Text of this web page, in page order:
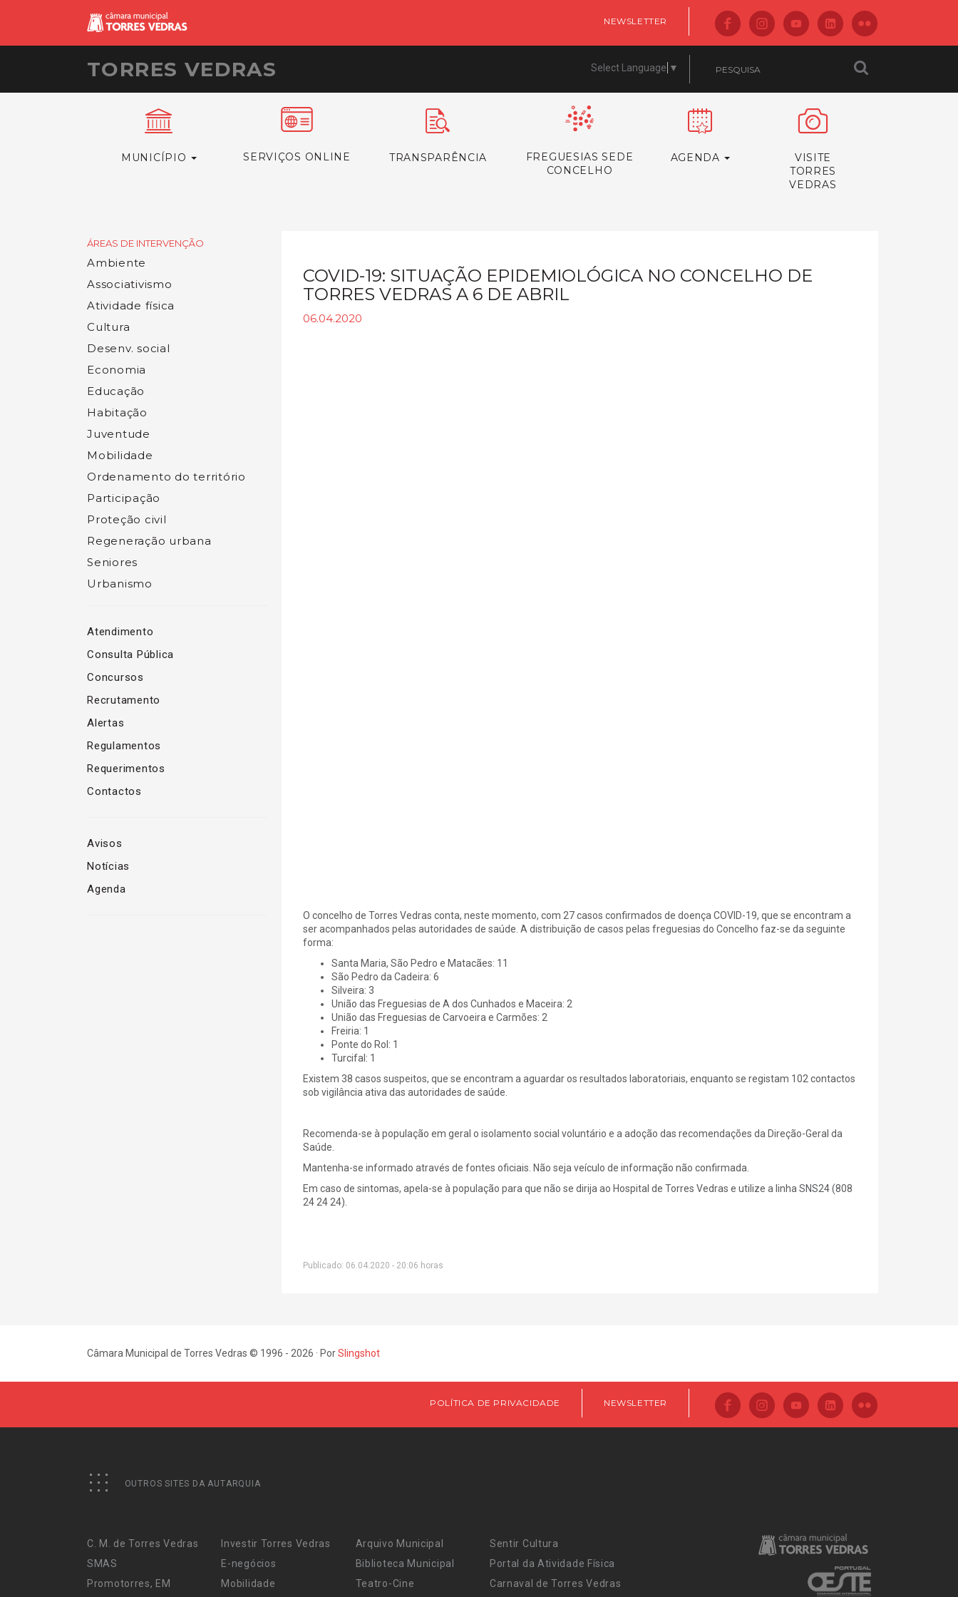
NEWSLETTER
TORRES VEDRAS Select Language ▼
MUNICÍPIO SERVIÇOS ONLINE TRANSPARÊNCIA
FREGUESIAS SEDE
CONCELHO
AGENDA
VISITE
TORRES
VEDRAS
ÁREAS DE INTERVENÇÃO
Ambiente
Associativismo
Atividade física
Cultura
Desenv. social
Economia
Educação
Habitação
Juventude
Mobilidade
Ordenamento do território
Participação
Proteção civil
Regeneração urbana
Seniores
Urbanismo
Atendimento
Consulta Pública
Concursos
Recrutamento
Alertas
Regulamentos
Requerimentos
Contactos
Avisos
Notícias
Agenda
COVID-19: SITUAÇÃO EPIDEMIOLÓGICA NO CONCELHO DE
TORRES VEDRAS A 6 DE ABRIL
06.04.2020
O concelho de Torres Vedras conta, neste momento, com 27 casos confirmados de doença COVID-19, que se encontram a
ser acompanhados pelas autoridades de saúde. A distribuição de casos pelas freguesias do Concelho faz-se da seguinte
forma:
Santa Maria, São Pedro e Matacães: 11
São Pedro da Cadeira: 6
Silveira: 3
União das Freguesias de A dos Cunhados e Maceira: 2
União das Freguesias de Carvoeira e Carmões: 2
Freiria: 1
Ponte do Rol: 1
Turcifal: 1
Existem 38 casos suspeitos, que se encontram a aguardar os resultados laboratoriais, enquanto se registam 102 contactos
sob vigilância ativa das autoridades de saúde.
Recomenda-se à população em geral o isolamento social voluntário e a adoção das recomendações da Direção-Geral da
Saúde.
Mantenha-se informado através de fontes oficiais. Não seja veículo de informação não confirmada.
Em caso de sintomas, apela-se à população para que não se dirija ao Hospital de Torres Vedras e utilize a linha SNS24 (808
24 24 24).
Publicado: 06.04.2020 - 20:06 horas
Câmara Municipal de Torres Vedras © 1996 - 2026 · PorSlingshot
POLÍTICA DE PRIVACIDADE NEWSLETTER
OUTROS SITES DA AUTARQUIA
C. M. de Torres Vedras
SMAS
Promotorres, EM
Investir Torres Vedras
E-negócios
Mobilidade
Arquivo Municipal
Biblioteca Municipal
Teatro-Cine
Sentir Cultura
Portal da Atividade Física
Carnaval de Torres Vedras